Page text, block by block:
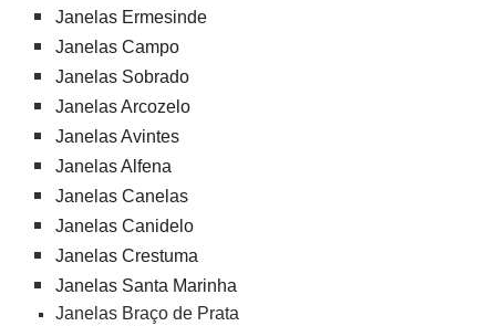
Janelas Ermesinde
Janelas Campo
Janelas Sobrado
Janelas Arcozelo
Janelas Avintes
Janelas Alfena
Janelas Canelas
Janelas Canidelo
Janelas Crestuma
Janelas Santa Marinha
Janelas Braço de Prata